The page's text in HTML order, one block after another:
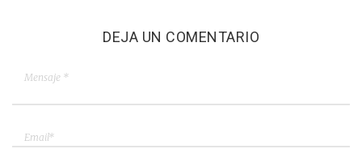
DEJA UN COMENTARIO